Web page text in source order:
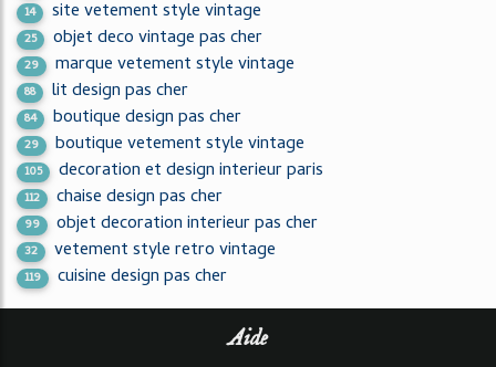
14 site vetement style vintage
25 objet deco vintage pas cher
29 marque vetement style vintage
88 lit design pas cher
84 boutique design pas cher
29 boutique vetement style vintage
105 decoration et design interieur paris
112 chaise design pas cher
99 objet decoration interieur pas cher
32 vetement style retro vintage
119 cuisine design pas cher
Aide